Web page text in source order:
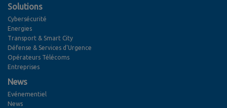
Solutions
Cybersécurité
Energies
Transport & Smart City
Défense & Services d'Urgence
Opérateurs Télécoms
Entreprises
News
Evénementiel
News